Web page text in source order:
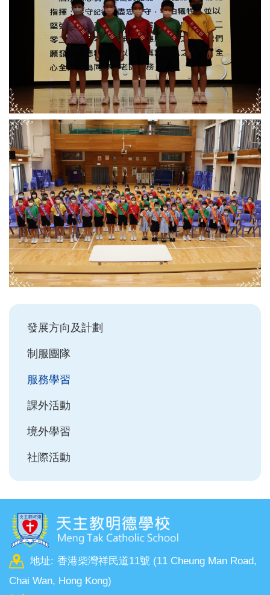
Main
navigation
發展方向及計劃
制服團隊
服務學習
課外活動
境外學習
社際活動
地址: 香港柴灣祥民道11號 (11 Cheung Man Road,
Chai Wan, Hong Kong)